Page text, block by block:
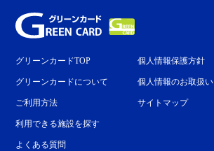
グリーンカードTOP
グリーンカードについて
ご利用方法
利用できる施設を探す
よくある質問
個人情報保護方針
個人情報のお取扱い
サイトマップ